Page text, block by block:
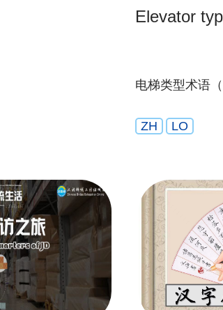
Elevator
电梯类型术语（
ZH LO